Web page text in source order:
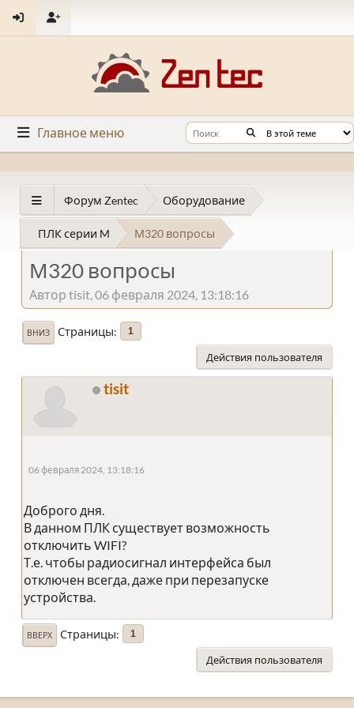
Главное меню
Форум Zentec Оборудование
ПЛК серии M М320 вопросы
М320 вопросы
Автор tisit, 06 февраля 2024, 13:18:16
ВНИЗ Страницы 1
Действия пользователя
tisit
06 февраля 2024, 13:18:16
Доброго дня.
В данном ПЛК существует возможность
отключить WIFI?
Т.е. чтобы радиосигнал интерфейса был
отключен всегда, даже при перезапуске
устройства.
ВВЕРХ Страницы 1
Действия пользователя